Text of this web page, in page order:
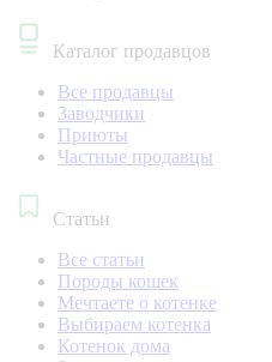
Каталог продавцов
Все продавцы
Заводчики
Приюты
Частные продавцы
Статьи
Все статьи
Породы кошек
Мечтаете о котенке
Выбираем котенка
Котенок дома